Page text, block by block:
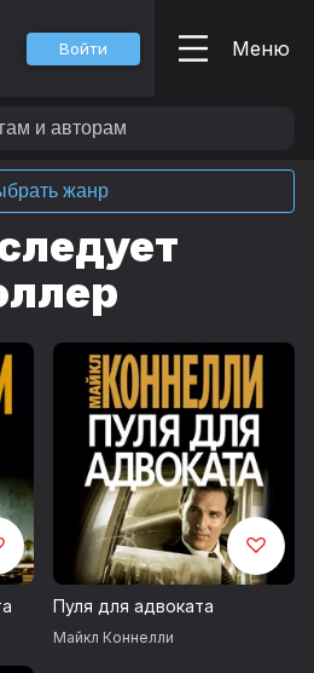
Войти Меню
жанр
Пуля для адвоката
Майкл Коннелли